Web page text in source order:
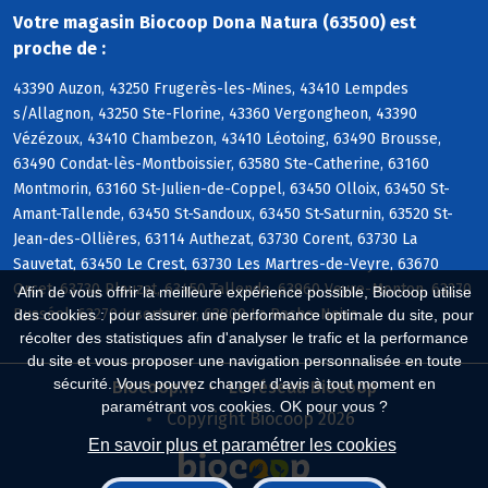
Afin de vous offrir la meilleure expérience possible, Biocoop utilise
des cookies : pour assurer une performance optimale du site, pour
récolter des statistiques afin d'analyser le trafic et la performance
du site et vous proposer une navigation personnalisée en toute
sécurité. Vous pouvez changer d'avis à tout moment en
paramétrant vos cookies. OK pour vous ?
En savoir plus et paramétrer les cookies
Votre magasin Biocoop Dona Natura (63500) est
proche de :
43390 Auzon, 43250 Frugerès-les-Mines, 43410 Lempdes
s/Allagnon, 43250 Ste-Florine, 43360 Vergongheon, 43390
Vézézoux, 43410 Chambezon, 43410 Léotoing, 63490 Brousse,
63490 Condat-lès-Montboissier, 63580 Ste-Catherine, 63160
Montmorin, 63160 St-Julien-de-Coppel, 63450 Olloix, 63450 St-
Amant-Tallende, 63450 St-Sandoux, 63450 St-Saturnin, 63520 St-
Jean-des-Ollières, 63114 Authezat, 63730 Corent, 63730 La
Sauvetat, 63450 Le Crest, 63730 Les Martres-de-Veyre, 63670
Orcet, 63730 Plauzat, 63450 Tallende, 63960 Veyre-Monton, 63270
Busséol, 63270 Isserteaux, 63800 La Roche-Noire
Biocoop.fr
Le réseau Biocoop
Copyright Biocoop 2026